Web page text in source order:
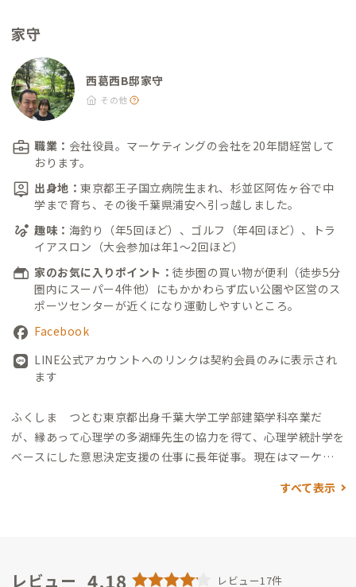
鳥繁：徒歩10分 インド料理 ・ムンバイパレス：徒歩4分（ビリ
ヤニが美味しい、インド式中華もあり） ・アムダスラビー：徒
歩7分（本場のスパイス使いを味わう南インド料理） ・インドレ
ストラン＆バー ムナル：徒歩7分（日本人にも食べやすいインド
カレー） ・スパイスマジック カルカッタ本店：徒歩9分（「江
戸川インド人会」会長チャンドラニさんが営む北インド料理
店）
家守
西葛西B邸家守
その他
職業： 会社役員。マーケティングの会社を20年間経営して
おります。
出身地： 東京都王子国立病院生まれ、杉並区阿佐ヶ谷で中
学まで育ち、その後千葉県浦安へ引っ越しました。
趣味： 海釣り（年5回ほど）、ゴルフ（年4回ほど）、トラ
イアスロン（大会参加は年1～2回ほど）
家のお気に入りポイント： 徒歩圏の買い物が便利（徒歩5分
圏内にスーパー4件他）にもかかわらず広い公園や区営のス
ポーツセンターが近くになり運動しやすいところ。
Facebook
LINE公式アカウントへのリンクは契約会員のみに表示され
ます
ふくしま つとむ東京都出身千葉大学工学部建築学科卒業だ
が、縁あって心理学の多湖輝先生の協力を得て、心理学統計学を
ベースにした意思決定支援の仕事に長年従事。 現在はマーケテ
発、ビデオ解析システム開発等）とともに、東京学芸大学大学
に楽しみにしています。ふくしま ふさの 石川県出身
すべて表示
レビュー 4.18 レビュー17件